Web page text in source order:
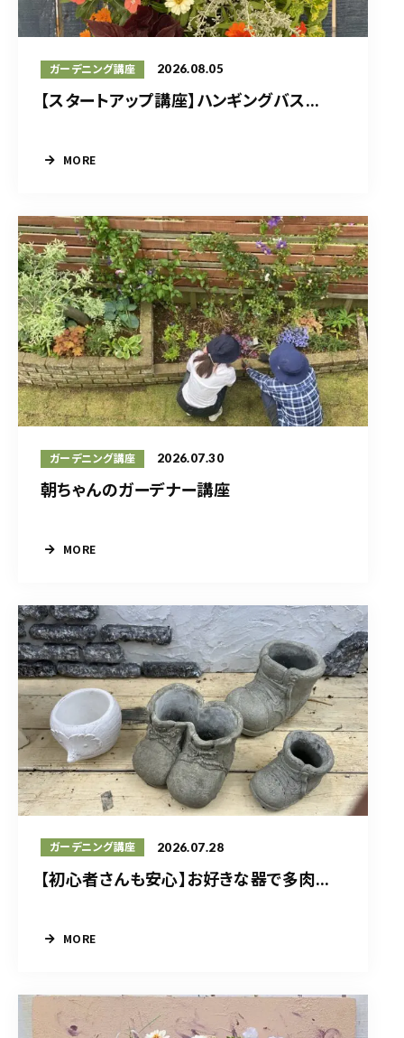
ガーデニング講座 2026.08.05
【スタートアップ講座】ハンギングバス...
MORE
ガーデニング講座 2026.07.30
朝ちゃんのガーデナー講座
MORE
ガーデニング講座 2026.07.28
【初心者さんも安心】お好きな器で多肉...
MORE